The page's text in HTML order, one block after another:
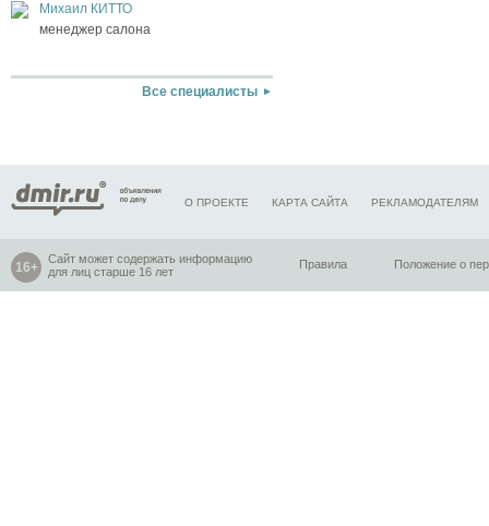
Михаил КИТТО
менеджер салона
Все специалисты
О ПРОЕКТЕ КАРТА САЙТА РЕКЛАМОДАТЕЛЯМ
Сайт может содержать информацию
для лиц старше 16 лет
Правила Положение о